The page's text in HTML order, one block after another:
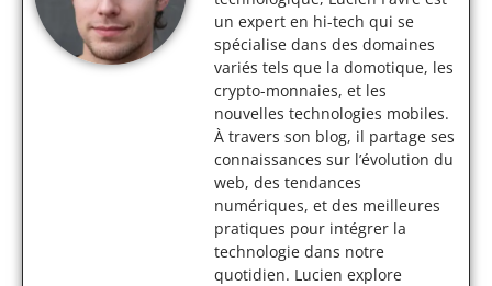
un expert en hi-tech qui se
spécialise dans des domaines
variés tels que la domotique, les
crypto-monnaies, et les
nouvelles technologies mobiles.
À travers son blog, il partage ses
connaissances sur l’évolution du
web, des tendances
numériques, et des meilleures
pratiques pour intégrer la
technologie dans notre
quotidien. Lucien explore